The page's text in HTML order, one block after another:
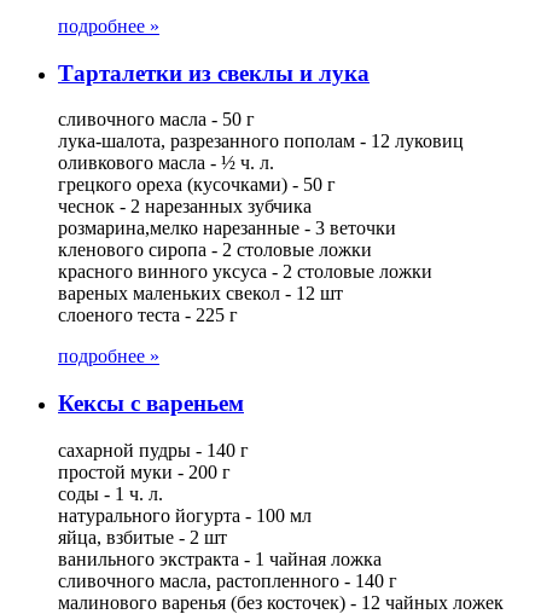
подробнее »
Тарталетки из свеклы и лука
сливочного масла - 50 г
лука-шалота, разрезанного пополам - 12 луковиц
оливкового масла - ½ ч. л.
грецкого ореха (кусочками) - 50 г
чеснок - 2 нарезанных зубчика
розмарина,мелко нарезанные - 3 веточки
кленового сиропа - 2 столовые ложки
красного винного уксуса - 2 столовые ложки
вареных маленьких свекол - 12 шт
слоеного теста - 225 г
подробнее »
Кексы с вареньем
сахарной пудры - 140 г
простой муки - 200 г
соды - 1 ч. л.
натурального йогурта - 100 мл
яйца, взбитые - 2 шт
ванильного экстракта - 1 чайная ложка
сливочного масла, растопленного - 140 г
малинового варенья (без косточек) - 12 чайных ложек